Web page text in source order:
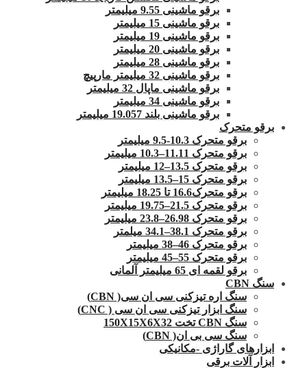
برقو ماشینی 9.55 میلیمتر
برقو ماشینی 15 میلیمتر
برقو ماشینی 19 میلیمتر
برقو ماشینی 20 میلیمتر
برقو ماشینی 28 میلیمتر
برقو ماشینی 32 میلیمتر مارپیچ
برقو ماشینی ماپال 32 میلیمتر
برقو ماشینی 34 میلیمتر
برقو ماشینی بلند 19.057 میلیمتر
برقو متحرک
برقو متحرک 10.3-9.5 میلیمتر
برقو متحرک 11.11–10.3 میلیمتر
برقو متحرک 13.5–12 میلیمتر
برقو متحرک 15–13.5 میلیمتر
برقو متحرک16.6 تا 18.25 میلیمتر
برقو متحرک 21.5–19.75 میلیمتر
برقو متحرک 26.98–23.8 میلیمتر
برقو متحرک 38.1–34.1 میلمتر
برقو متحرک 46–38 میلیمتر
برقو متحرک 55–45 میلیمتر
برقو لقمه ای 65 میلیمتر آلمانی
سنگ CBN
سنگ اره تیزکنی سی ان سی( CBN)
سنگ ابزار تیزکنی سی ان سی ( CNC)
سنگ CBN تخت 150X15X6X32
سنگ سی بی ان( CBN)
ابزارهای گاراژی -مکانیکی
ابزار آلات برقی